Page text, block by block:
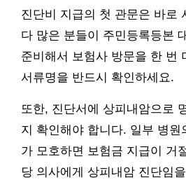
진단비 지급의 첫 관문은 바로
다 많은 분들이 주민등록등본
준비해서 보험사 방문을 한 번
서류명을 반드시 확인하세요.
또한, 진단서에 상피내암으로
지 확인해야 합니다. 일부 병원
가 모호하면 보험금 지급이 거
당 의사에게 상피내암 진단임